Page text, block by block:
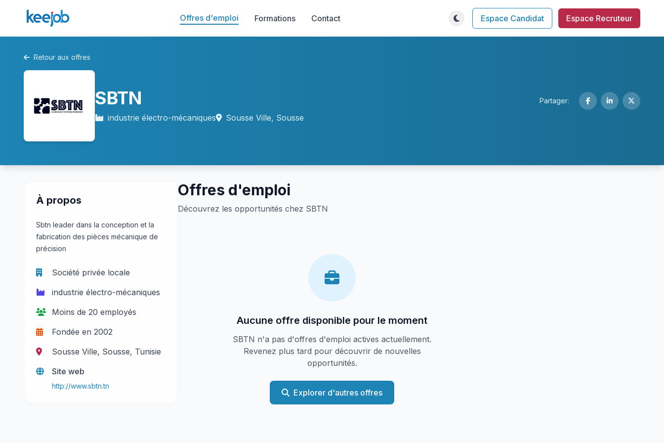
Offres d'emploi Formations Contact Espace Candidat Espace Recruteur
Retour aux offres
SBTN
industrie électro-mécaniques Sousse Ville, Sousse
Partager:
À propos
Sbtn leader dans la conception et la
fabrication des pièces mécanique de
précision
Société privée locale
industrie électro-mécaniques
Moins de 20 employés
Fondée en 2002
Sousse Ville, Sousse, Tunisie
Site web
http://www.sbtn.tn
Offres d'emploi
Découvrez les opportunités chez SBTN
Aucune offre disponible pour le moment
SBTN n'a pas d'offres d'emploi actives actuellement.
Revenez plus tard pour découvrir de nouvelles
opportunités.
Explorer d'autres offres